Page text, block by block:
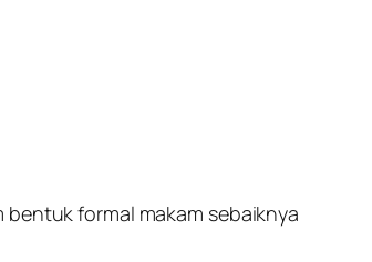
formal makam sebaiknya